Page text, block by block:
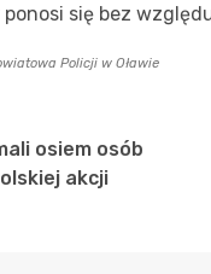
się bez
Policji w Oławie
osiem osób
akcji